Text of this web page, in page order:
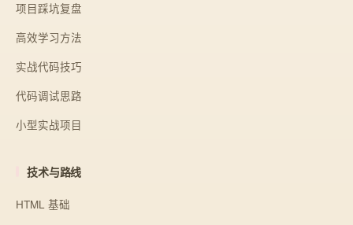
项目踩坑复盘
高效学习方法
实战代码技巧
代码调试思路
小型实战项目
技术与路线
HTML 基础